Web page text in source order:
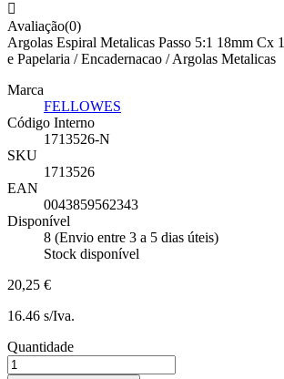

Avaliação(0)
Argolas Espiral Metalicas Passo 5:1 18mm Cx
e Papelaria / Encadernacao / Argolas Metalicas
Marca
FELLOWES
Código Interno
1713526-N
SKU
1713526
EAN
0043859562343
Disponível
8 (Envio entre 3 a 5 dias úteis)
Stock disponível
20,25 €
16.46 s/Iva.
Quantidade